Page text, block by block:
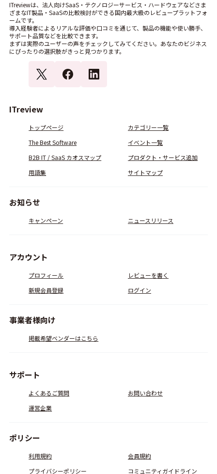
ITreviewは、法人向けSaaS・テクノロジーサービス・ハードウェアなどさま
ざまなIT製品・SaaSの比較検討ができる国内最大級のレビュープラットフォ
ームです。
導入経験者によるリアルな評価や口コミを通じて、製品の機能や使い勝手、
サポート品質などを比較できます。
まずは実際のユーザーの声をチェックしてみてください。あなたのビジネス
にぴったりの選択肢がきっと見つかります。
ITreview
トップページ
カテゴリー一覧
The Best Software
イベント一覧
B2B IT / SaaS カオスマップ
プロダクト・サービス追加
用語集
サイトマップ
お知らせ
キャンペーン ニュースリリース
アカウント
プロフィール
レビューを書く
新規会員登録
ログイン
事業者様向け
掲載希望ベンダーはこちら
サポート
よくあるご質問
お問い合わせ
運営企業
ポリシー
利用規約
会員規約
プライバシーポリシー
コミュニティガイドライン